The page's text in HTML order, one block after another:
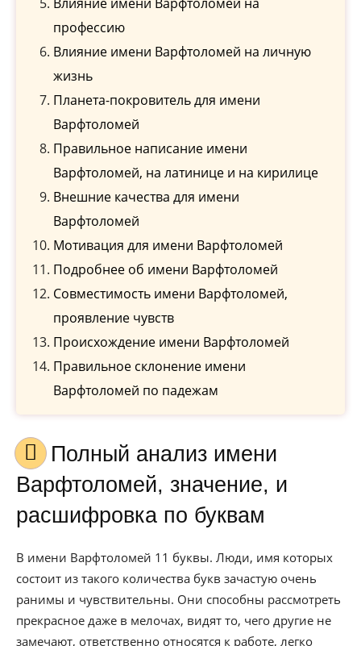
профессию
Влияние имени Варфтоломей на личную
жизнь
Планета-покровитель для имени
Варфтоломей
Правильное написание имени
Варфтоломей, на латинице и на кирилице
Внешние качества для имени
Варфтоломей
Мотивация для имени Варфтоломей
Подробнее об имени Варфтоломей
Совместимость имени Варфтоломей,
проявление чувств
Происхождение имени Варфтоломей
Правильное склонение имени
Варфтоломей по падежам
Полный анализ имени
Варфтоломей, значение, и
расшифровка по буквам
В имени Варфтоломей 11 буквы. Люди, имя которых
состоит из такого количества букв зачастую очень
ранимы и чувствительны. Они способны рассмотреть
прекрасное даже в мелочах, видят то, чего другие не
замечают, ответственно относятся к работе, легко